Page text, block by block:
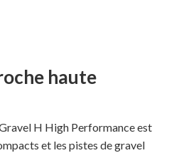
haute
H High Performance est
et les pistes de gravel